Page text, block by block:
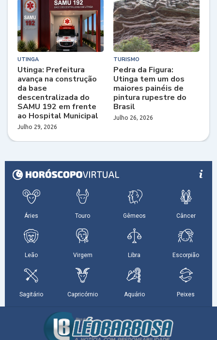
UTINGA
Utinga: Prefeitura
avança na construção
da base
descentralizada do
SAMU 192 em frente
ao Hospital Municipal
Julho 29, 2026
TURISMO
Pedra da Figura:
Utinga tem um dos
maiores painéis de
pintura rupestre do
Brasil
Julho 26, 2026